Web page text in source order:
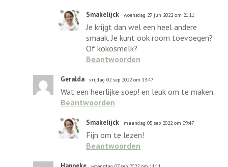
Smakelijck woensdag 29 jun 2022 om 21:11
Je krijgt dan wel een heel andere
smaak. Je kunt ook room toevoegen?
Of kokosmelk?
Beantwoorden
Geralda vrijdag 02 sep 2022 om 13:47
Wat een heerlijke soep! en leuk om te maken.
Beantwoorden
Smakelijck maandag 05 sep 2022 om 09:47
Fijn om te lezen!
Beantwoorden